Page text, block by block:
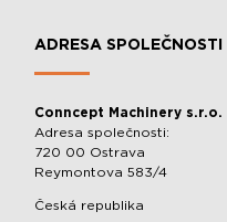
ADRESA SPOLEČNOSTI
Conncept Machinery s.r.o.
Adresa společnosti:
720 00 Ostrava
Reymontova 583/4
Česká republika